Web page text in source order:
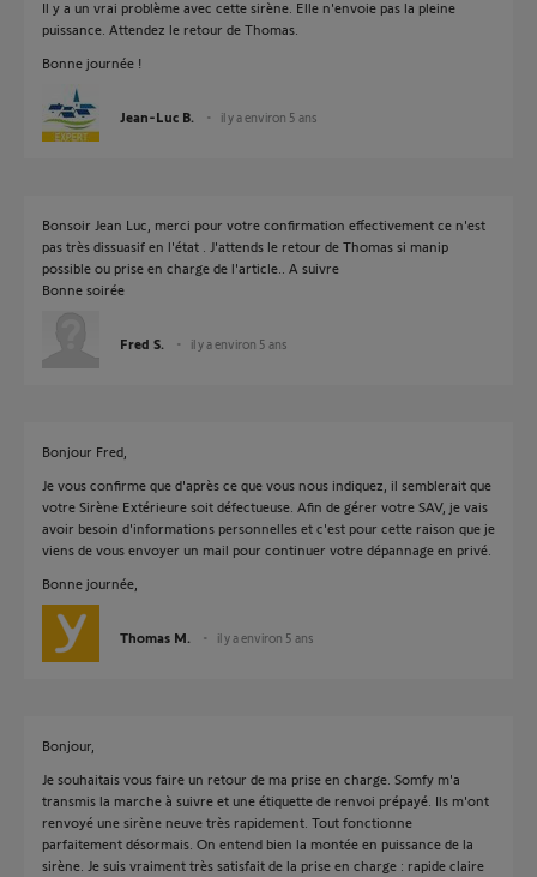
Il y a un vrai problème avec cette sirène. Elle n'envoie pas la pleine
puissance. Attendez le retour de Thomas.
Bonne journée !
Jean-Luc B. il y a environ 5 ans
Bonsoir Jean Luc, merci pour votre confirmation effectivement ce n'est
pas très dissuasif en l'état . J'attends le retour de Thomas si manip
possible ou prise en charge de l'article.. A suivre
Bonne soirée
Fred S. il y a environ 5 ans
Bonjour Fred,
Je vous confirme que d'après ce que vous nous indiquez, il semblerait que
votre Sirène Extérieure soit défectueuse. Afin de gérer votre SAV, je vais
avoir besoin d'informations personnelles et c'est pour cette raison que je
viens de vous envoyer un mail pour continuer votre dépannage en privé.
Bonne journée,
Thomas M. il y a environ 5 ans
Bonjour,
Je souhaitais vous faire un retour de ma prise en charge. Somfy m'a
transmis la marche à suivre et une étiquette de renvoi prépayé. Ils m'ont
renvoyé une sirène neuve très rapidement. Tout fonctionne
parfaitement désormais. On entend bien la montée en puissance de la
sirène. Je suis vraiment très satisfait de la prise en charge : rapide claire